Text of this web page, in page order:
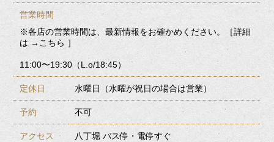
営業時間
※各店の営業時間は、最新情報をお確かめください。［詳細
は →こちら ］
11:00〜19:30（L.o/18:45）
定休日 水曜日（水曜が祝日の場合は営業）
予約 不可
アクセス 八丁堀 バス停・電停すぐ